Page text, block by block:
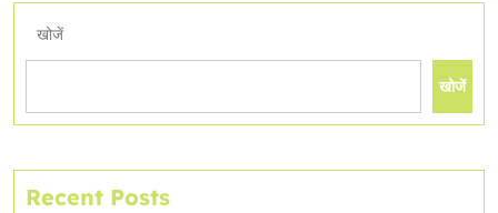
खोजें
खोजें
Recent Posts